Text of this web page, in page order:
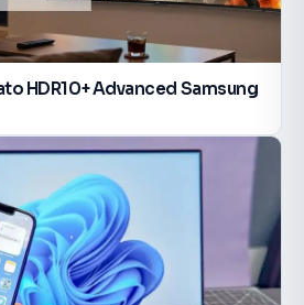
HDR10+ Advanced Samsung